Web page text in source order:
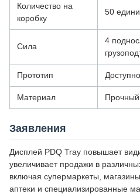
Количество на
коробку
50
Сила
4
Прототип Доступно
Материал Прочный
Заявления
Дисплей PDQ Tray повышает
увеличивает продажи в
включая супермаркеты,
аптеки и специализированные